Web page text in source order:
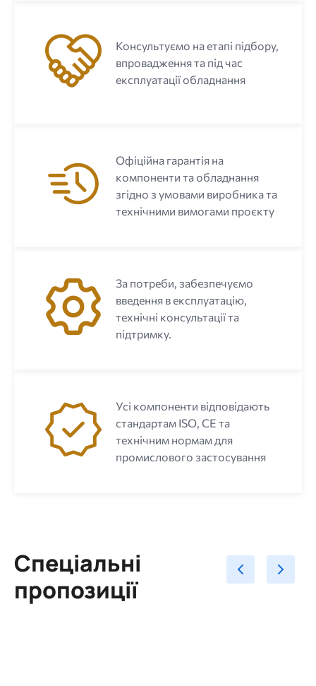
Консультуємо на етапі підбору,
впровадження та під час
експлуатації обладнання
Офіційна гарантія на
компоненти та обладнання
згідно з умовами виробника та
технічними вимогами проєкту
За потреби, забезпечуємо
введення в експлуатацію,
технічні консультації та
підтримку.
Усі компоненти відповідають
стандартам ISO, CE та
технічним нормам для
промислового застосування
Спеціальні
пропозиції